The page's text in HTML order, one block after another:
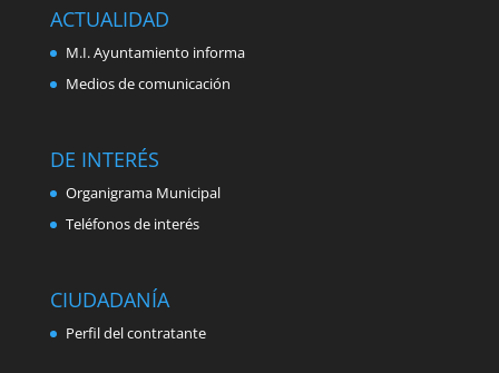
ACTUALIDAD
M.I. Ayuntamiento informa
Medios de comunicación
DE INTERÉS
Organigrama Municipal
Teléfonos de interés
CIUDADANÍA
Perfil del contratante